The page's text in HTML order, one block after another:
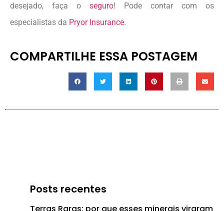
desejado, faça o seguro! Pode contar com os
especialistas da Pryor Insurance.
COMPARTILHE ESSA POSTAGEM
Posts recentes
Terras Raras: por que esses minerais viraram